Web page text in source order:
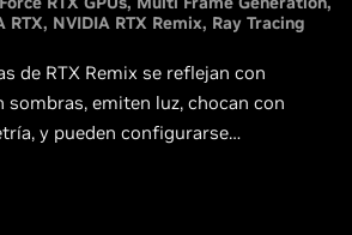
RTX NVIDIA RTX Remix Ray Tracing
de RTX Remix se reflejan con
sombras, emiten luz, chocan con
y pueden configurarse